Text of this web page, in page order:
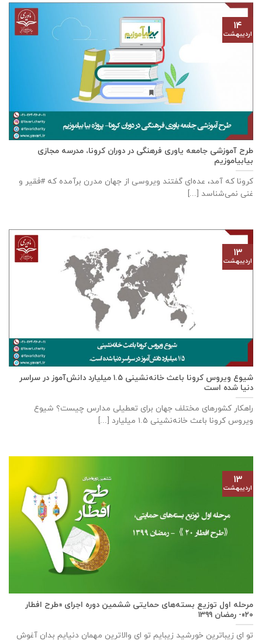
طرح آموزشی جامعه یاوری فرهنگی در دوران کرونا، مدرسه مجازی
بیابیاموزیم
کرونا که آمد، عده‌ای گفتند ویروسی از جهان مدرن برآمده که #فقیر و
غنی نمی‌شناسد [...]
۱۴
اردیبهشت
شیوع ویروس کرونا باعث خانه‌نشینی ۱.۵ میلیارد دانش‌آموز در سراسر
دنیا شده است
راهکار کشورهای مختلف جهان برای تعطیلی مدارس چیست؟ شیوع
ویروس کرونا باعث خانه‌نشینی ۱.۵ میلیارد [...]
۱۳
اردیبهشت
مرحله اول توزیع بسته‌های حمایتی ششمین دوره اجرای «طرح افطار
۲۰»- رمضان ۱۳۹۹
تو ای زیباترین خورشید زیبایم تو ای والاترین مهمان دنیایم بدان آغوش
۱۳
اردیبهشت